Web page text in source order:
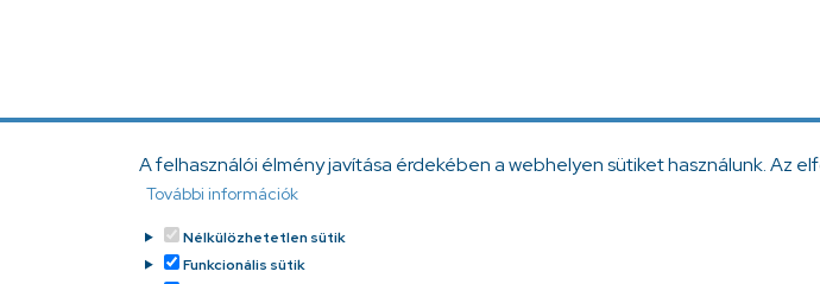
A felhasználói élmény javítása érdekében a webhelyen sütiket használunk. Az
További információk
Nélkülözhetetlen sütik
Funkcionális sütik